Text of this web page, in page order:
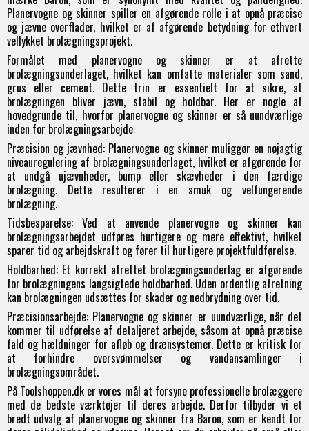
Planervogne og skinner spiller en afgørende rolle i at opnå præcise
og jævne overflader, hvilket er af afgørende betydning for ethvert
vellykket brolægningsprojekt.
Formålet med planervogne og skinner er at afrette
brolægningsunderlaget, hvilket kan omfatte materialer som sand,
grus eller cement. Dette trin er essentielt for at sikre, at
brolægningen bliver jævn, stabil og holdbar. Her er nogle af
hovedgrunde til, hvorfor planervogne og skinner er så uundværlige
inden for brolægningsarbejde:
Præcision og jævnhed: Planervogne og skinner muliggør en nøjagtig
niveauregulering af brolægningsunderlaget, hvilket er afgørende for
at undgå ujævnheder, bump eller skævheder i den færdige
brolægning. Dette resulterer i en smuk og velfungerende
brolægning.
Tidsbesparelse: Ved at anvende planervogne og skinner kan
brolægningsarbejdet udføres hurtigere og mere effektivt, hvilket
sparer tid og arbejdskraft og fører til hurtigere projektfuldførelse.
Holdbarhed: Et korrekt afrettet brolægningsunderlag er afgørende
for brolægningens langsigtede holdbarhed. Uden ordentlig afretning
kan brolægningen udsættes for skader og nedbrydning over tid.
Præcisionsarbejde: Planervogne og skinner er uundværlige, når det
kommer til udførelse af detaljeret arbejde, såsom at opnå præcise
fald og hældninger for afløb og drænsystemer. Dette er kritisk for
at forhindre oversvømmelser og vandansamlinger i
brolægningsområdet.
På Toolshoppen.dk er vores mål at forsyne professionelle brolæggere
med de bedste værktøjer til deres arbejde. Derfor tilbyder vi et
bredt udvalg af planervogne og skinner fra Baron, som er kendt for